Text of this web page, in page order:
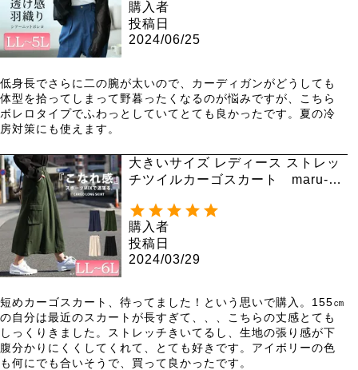
購入者
投稿日
2024/06/25
低身長でさらに二の腕が太いので、カーディガンがどうしても
体型を拾ってしまって野暮ったくなるのが悩みですが、こちら
ボレロタイプでふわっとしていてとても良かったです。夏の冷
房対策にも使えます。
大きいサイズ レディース ストレッ
チツイルカーゴスカート maru-67
購入者
投稿日
2024/03/29
短めカーゴスカート、待ってました！という思いで購入。155㎝
の自分は最近のスカートが長すぎて、、、こちらの丈感とても
しっくりきました。ストレッチきいてるし、生地の張り感が下
腹分かりにくくしてくれて、とても好きです。アイボリーの色
も何にでも合いそうで、買って良かったです。